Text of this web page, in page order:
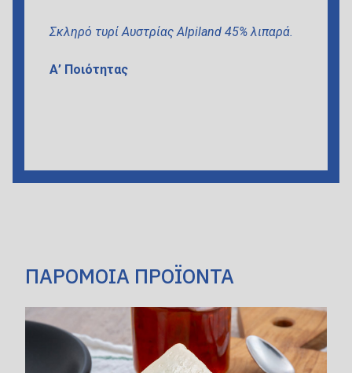
Σκληρό τυρί Αυστρίας Alpiland 45% λιπαρά.
Α’ Ποιότητας
ΠΑΡΟΜΟΙΑ ΠΡΟΪΟΝΤΑ